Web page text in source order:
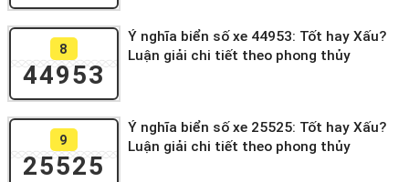
8
44953
Ý nghĩa biển số xe 44953: Tốt hay Xấu?
Luận giải chi tiết theo phong thủy
9
25525
Ý nghĩa biển số xe 25525: Tốt hay Xấu?
Luận giải chi tiết theo phong thủy